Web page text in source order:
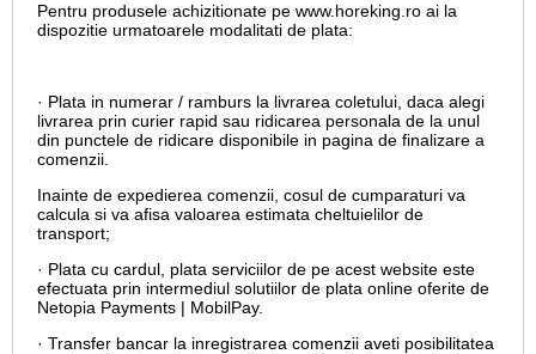
Pentru produsele achizitionate pe www.horeking.ro ai la
dispozitie urmatoarele modalitati de plata:
· Plata in numerar / ramburs la livrarea coletului, daca alegi
livrarea prin curier rapid sau ridicarea personala de la unul
din punctele de ridicare disponibile in pagina de finalizare a
comenzii.
Inainte de expedierea comenzii, cosul de cumparaturi va
calcula si va afisa valoarea estimata cheltuielilor de
transport;
· Plata cu cardul, plata serviciilor de pe acest website este
efectuata prin intermediul solutiilor de plata online oferite de
Netopia Payments | MobilPay.
· Transfer bancar la inregistrarea comenzii aveti posibilitatea